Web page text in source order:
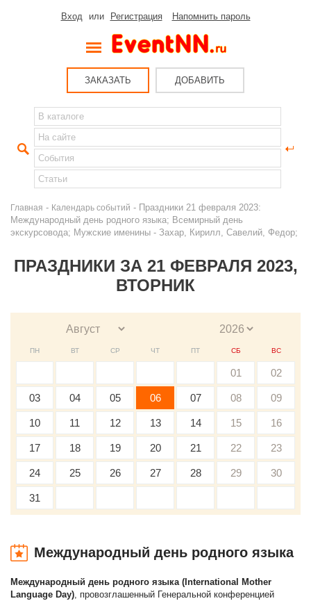
Вход или Регистрация Напомнить пароль
ЗАКАЗАТЬ ДОБАВИТЬ
Главная - Календарь событий - Праздники 21 февраля 2023:
Международный день родного языка; Всемирный день
экскурсовода; Мужские именины - Захар, Кирилл, Савелий, Федор;
ПРАЗДНИКИ ЗА 21 ФЕВРАЛЯ 2023,
ВТОРНИК
ПН ВТ СР ЧТ ПТ СБ ВС
01 02
03 04 05 06 07 08 09
10 11 12 13 14 15 16
17 18 19 20 21 22 23
24 25 26 27 28 29 30
31
Международный день родного языка
Международный день родного языка (International Mother
Language Day), провозглашенный Генеральной конференцией